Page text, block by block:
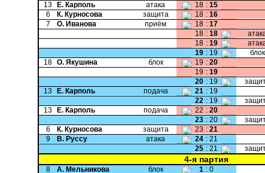
13
Е. Карполь атака 18 : 15
6
К. Курносова защита 18 : 16
7
О. Иванова приём 18 : 17
18 : 18
18 : 19
19 : 19 блок
18 О. Якушина блок 19 : 20
19 : 19
20 : 19
13
Е. Карполь подача 21 : 19
22 : 19
13
Е. Карполь подача 22 : 20
23 : 20
6
К. Курносова защита 23 : 21
9
В. Руссу атака 24 : 21
25 : 21
4-я партия
8 А. Мельникова блок 1 : 0